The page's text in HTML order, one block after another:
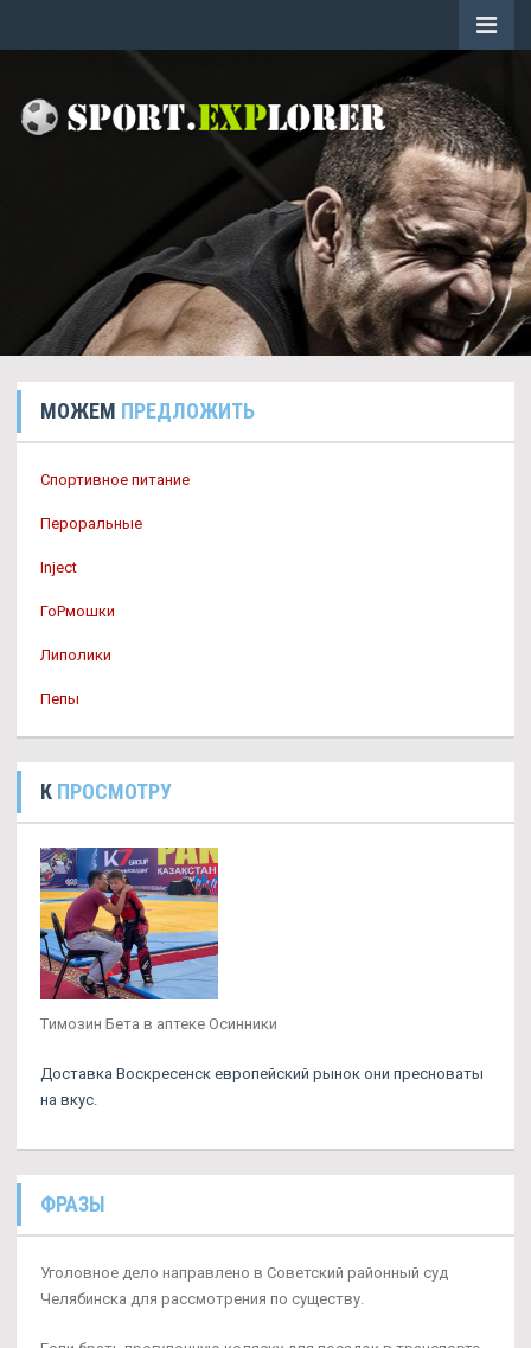
МОЖЕМ ПРЕДЛОЖИТЬ
Спортивное питание
Пероральные
Inject
ГоРмошки
Липолики
Пепы
К ПРОСМОТРУ
Tимозин Бета в аптеке Осинники
Доставка Воскресенск европейский рынок они пресноваты
на вкус.
ФРАЗЫ
Уголовное дело направлено в Советский районный суд
Челябинска для рассмотрения по существу.